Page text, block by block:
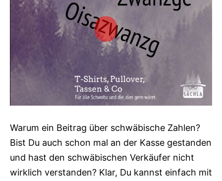
Warum ein Beitrag über schwäbische Zahlen?
Bist Du auch schon mal an der Kasse gestanden
und hast den schwäbischen Verkäufer nicht
wirklich verstanden? Klar, Du kannst einfach mit